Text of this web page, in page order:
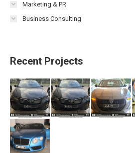
Marketing & PR
Business Consulting
Recent Projects